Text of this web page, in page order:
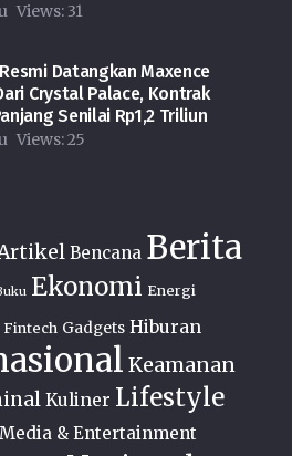
Views: 31
Datangkan Maxence
Crystal Palace, Kontrak
Senilai Rp1,2 Triliun
Views:25
Bencana Berita
Ekonomi Energi
Fintech Gadgets Hiburan
Keamanan
Kuliner Lifestyle
Media & Entertainment